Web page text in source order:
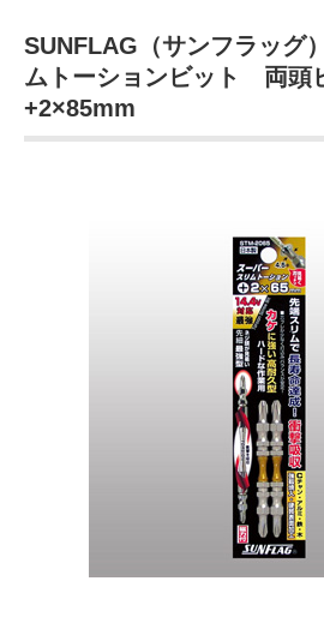
SUNFLAG（サンフラッグ
ムトーションビット 両頭
+2×85mm